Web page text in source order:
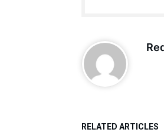
RELATED ARTICLES